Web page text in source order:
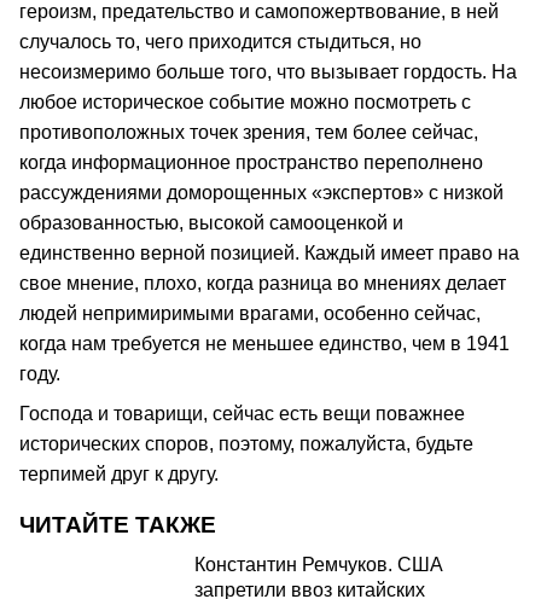
героизм, предательство и самопожертвование, в ней
случалось то, чего приходится стыдиться, но
несоизмеримо больше того, что вызывает гордость. На
любое историческое событие можно посмотреть с
противоположных точек зрения, тем более сейчас,
когда информационное пространство переполнено
рассуждениями доморощенных «экспертов» с низкой
образованностью, высокой самооценкой и
единственно верной позицией. Каждый имеет право на
свое мнение, плохо, когда разница во мнениях делает
людей непримиримыми врагами, особенно сейчас,
когда нам требуется не меньшее единство, чем в 1941
году.
Господа и товарищи, сейчас есть вещи поважнее
исторических споров, поэтому, пожалуйста, будьте
терпимей друг к другу.
ЧИТАЙТЕ ТАКЖЕ
Константин Ремчуков. США
запретили ввоз китайских